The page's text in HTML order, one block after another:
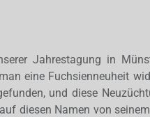
Jahrestagung in
eine Fuchsienneuheit
und diese
diesen Namen von